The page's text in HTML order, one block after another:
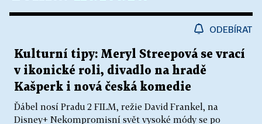
ODEBÍRAT
Kulturní tipy: Meryl Streepová se vrací
v ikonické roli, divadlo na hradě
Kašperk i nová česká komedie
Ďábel nosí Pradu 2 FILM, režie David Frankel, na
Disney+ Nekompromisní svět vysoké módy se po